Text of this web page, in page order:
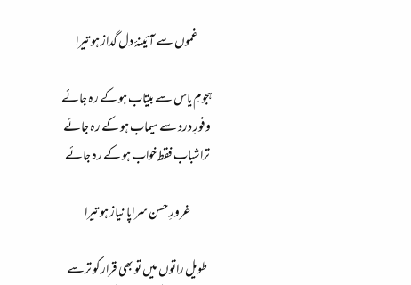
غموں سے آئینۂ دل گداز ہو تیرا
ہجومِ یاس سے بیتاب ہو کے رہ جائے
وفورِ درد سے سیماب ہو کے رہ جائے
تراشباب فقط خواب ہو کے رہ جائے
غرورِ حسن سراپا نیاز ہو تیرا
طویل راتوں میں تو بھی قرار کو ترسے